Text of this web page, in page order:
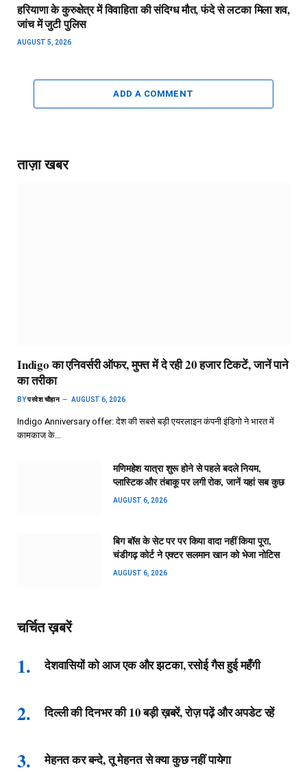
हरियाणा के कुरुक्षेत्र में विवाहिता की संदिग्ध मौत, फंदे से लटका मिला शव,
जांच में जुटी पुलिस
AUGUST 5, 2026
ADD A COMMENT
ताज़ा खबर
Indigo का एनिवर्सरी ऑफर, मुफ्त में दे रही 20 हजार टिकटें, जानें पाने
का तरीका
BYपरवेश चौहान AUGUST 6, 2026
Indigo Anniversary offer: देश की सबसे बड़ी एयरलाइन कंपनी इंडिगो ने भारत में
कामकाज के…
मणिमहेश यात्रा शुरू होने से पहले बदले नियम,
प्लास्टिक और तंबाकू पर लगी रोक, जानें यहां सब कुछ
AUGUST 6, 2026
बिग बॉस के सेट पर पर किया वादा नहीं किया पूरा,
चंडीगढ़ कोर्ट ने एक्टर सलमान खान को भेजा नोटिस
AUGUST 6, 2026
चर्चित ख़बरें
देशवासियों को आज एक और झटका, रसोई गैस हुई महँगी
दिल्ली की दिनभर की 10 बड़ी ख़बरें, रोज़ पढ़ें और अपडेट रहें
मेहनत कर बन्दे, तू मेहनत से क्या कुछ नहीं पायेगा